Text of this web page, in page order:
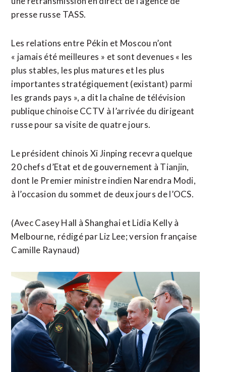
presse russe TASS.
Les relations entre Pékin et Moscou n’ont
« jamais été meilleures » et sont devenues « les
plus stables, les plus matures et les plus
importantes stratégiquement (existant) parmi
les grands pays », a dit la chaîne de télévision
publique chinoise CCTV à l’arrivée du dirigeant
russe pour sa visite de quatre jours.
Le président chinois Xi Jinping recevra quelque
20 chefs d’Etat et de gouvernement à Tianjin,
dont le Premier ministre indien Narendra Modi,
à l’occasion du sommet de deux jours de l’OCS.
(Avec Casey Hall à Shanghai et Lidia Kelly à
Melbourne, rédigé par Liz Lee; version française
Camille Raynaud)